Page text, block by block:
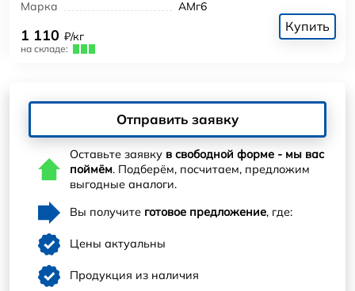
Марка
АМг6
1 110 ₽/кг
на складе:
Купить
Отправить заявку
Оставьте заявку в свободной форме - мы вас
поймём. Подберём, посчитаем, предложим
выгодные аналоги.
Вы получите готовое предложение, где:
Цены актуальны
Продукция из наличия